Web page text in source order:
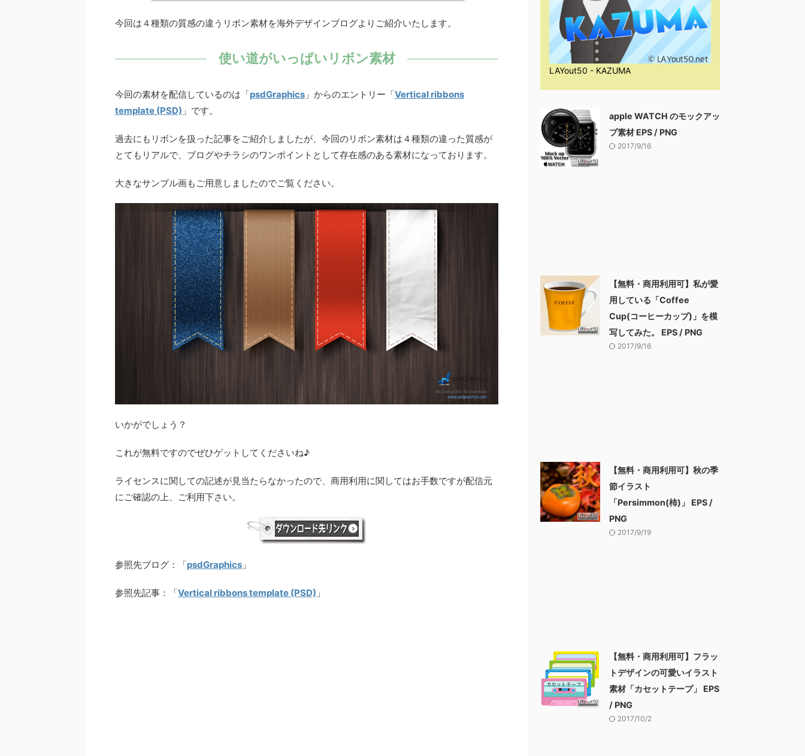
今回は４種類の質感の違うリボン素材を海外デザインブログよりご紹介いたします。
使い道がいっぱいリボン素材
今回の素材を配信しているのは「psdGraphics 」からのエントリー「Vertical ribbons
template (PSD) 」です。
過去にもリボンを扱った記事をご紹介しましたが、今回のリボン素材は４種類の違った質感が
とてもリアルで、ブログやチラシのワンポイントとして存在感のある素材になっております。
大きなサンプル画もご用意しましたのでご覧ください。
いかがでしょう？
これが無料ですのでぜひゲットしてくださいね♪
ライセンスに関しての記述が見当たらなかったので、商用利用に関してはお手数ですが配信元
にご確認の上、ご利用下さい。
参照先ブログ：「psdGraphics 」
参照先記事：「Vertical ribbons template (PSD) 」
LAYout50 - KAZUMA
apple WATCH のモックアッ
プ素材 EPS / PNG
2017/9/16
【無料・商用利用可】私が愛
用している「Coffee
Cup(コーヒーカップ)」を模
写してみた。 EPS / PNG
2017/9/16
【無料・商用利用可】秋の季
節イラスト
「Persimmon(柿)」 EPS /
PNG
2017/9/19
【無料・商用利用可】フラッ
トデザインの可愛いイラスト
素材「カセットテープ」 EPS
/ PNG
2017/10/2